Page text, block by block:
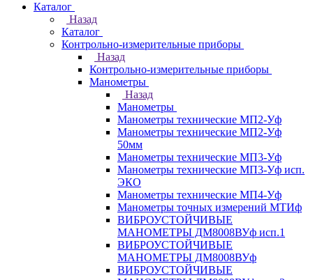
Каталог
Назад
Каталог
Контрольно-измерительные приборы
Назад
Контрольно-измерительные приборы
Манометры
Назад
Манометры
Манометры технические МП2-Уф
Манометры технические МП2-Уф
50мм
Манометры технические МП3-Уф
Манометры технические МП3-Уф исп.
ЭКО
Манометры технические МП4-Уф
Манометры точных измерений МТИф
ВИБРОУСТОЙЧИВЫЕ
МАНОМЕТРЫ ДМ8008ВУф исп.1
ВИБРОУСТОЙЧИВЫЕ
МАНОМЕТРЫ ДМ8008ВУф
ВИБРОУСТОЙЧИВЫЕ